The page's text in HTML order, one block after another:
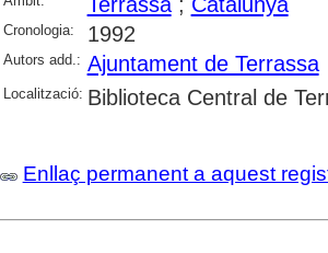
Cronologia: 1992
Autors add.: Ajuntament de Terrassa
Localització: Biblioteca Central de
Enllaç permanent a aquest